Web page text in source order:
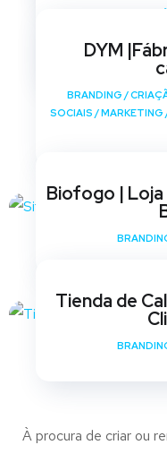
DYM
BRANDING /
SOCIAIS /MARKETING
Biofogo | Loja
Tienda de
À procura de criar ou